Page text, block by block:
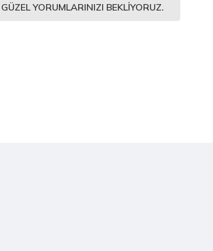
GÜZEL YORUMLARINIZI BEKLIYORUZ.